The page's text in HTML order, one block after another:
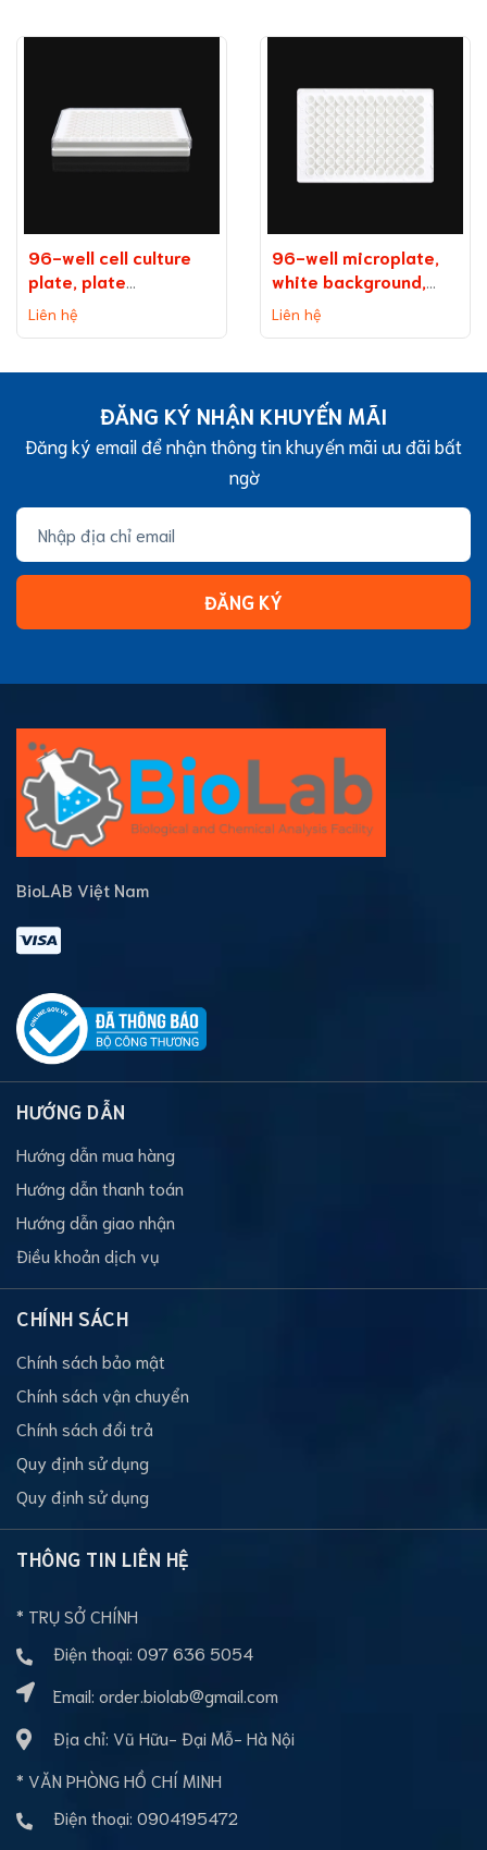
96-well cell culture
plate, plate
on background
(without TC
Liên hệ
96-well microplate,
white background,
medium binding
capacity
Liên hệ
ĐĂNG KÝ NHẬN KHUYẾN MÃI
Đăng ký email để nhận thông tin khuyến mãi ưu đãi bất
ngờ
ĐĂNG KÝ
BioLAB Việt Nam
HƯỚNG DẪN
Hướng dẫn mua hàng
Hướng dẫn thanh toán
Hướng dẫn giao nhận
Điều khoản dịch vụ
CHÍNH SÁCH
Chính sách bảo mật
Chính sách vận chuyển
Chính sách đổi trả
Quy định sử dụng
Quy định sử dụng
THÔNG TIN LIÊN HỆ
* TRỤ SỞ CHÍNH
Điện thoại: 097 636 5054
Email: order.biolab@gmail.com
Địa chỉ: Vũ Hữu- Đại Mỗ- Hà Nội
* VĂN PHÒNG HỒ CHÍ MINH
Điện thoại: 0904195472